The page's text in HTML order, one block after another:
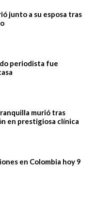
junto a su esposa tras
periodista fue
murió tras
en prestigiosa clínica
en Colombia hoy 9